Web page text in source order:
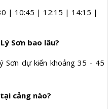
| 10:45 | 12:15 | 14:15 |
Sơn bao lâu?
Sơn dự kiến khoảng 35 - 45
cảng nào?